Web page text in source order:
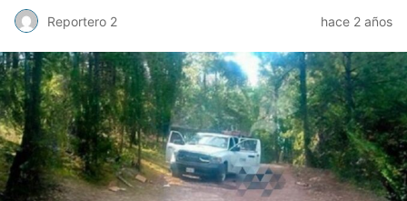
Reportero 2 hace 2 años